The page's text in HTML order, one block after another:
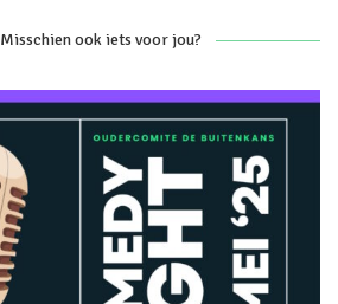
Misschien ook iets voor jou?